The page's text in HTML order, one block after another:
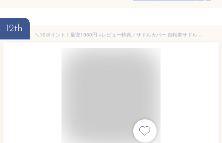
12th
＼10ポイント！最安1550円 +レビュー特典／サドルカバー 自転車サドルカバー クッション 超肉厚 お尻が痛くない 全くズレない 防水 低反発クッション 衝撃吸収 滑り止め 通気性 PU表地 ロードバイク クロスバイク マウンテンバイク対応 耐久性抜群